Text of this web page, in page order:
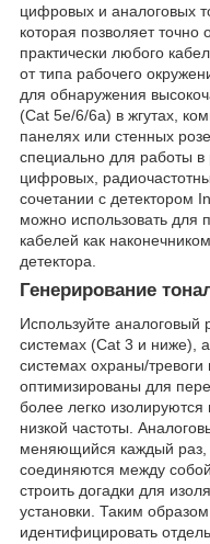
цифровых и аналоговых
которая позволяет
практически любого
от типа рабочего
для обнаружения
(Cat 5е/6/6а) в жгутах,
панелях или стенных
специально для работы
цифровых,
сочетании с детектором
можно использовать для
кабелей как
детектора.
Генерирование
Используйте
системах (Cat 3 и ниже),
системах охраны/
оптимизированы для
более легко
низкой частоты.
меняющийся каждый раз,
соединяются между
строить догадки для
установки. Таким
идентифицировать